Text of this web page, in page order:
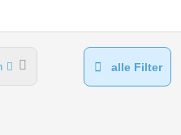
alle Filter